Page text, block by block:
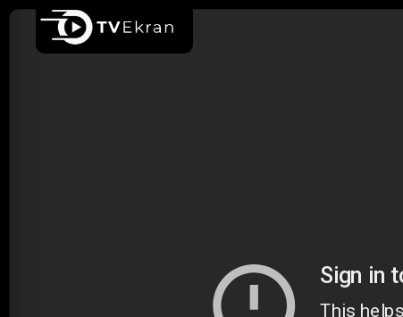
Ana sayfa